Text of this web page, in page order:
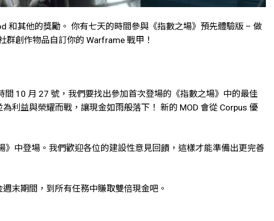
和其他的獎勵。 你有七天的時間參與《指數之場》預先體驗版 – 做
創作物品自訂你的 Warframe 戰甲！
10 月 27 號，我們要找出參加首次登場的《指數之場》中的最佳
利益與榮耀而戰，讓現金如雨般落下！ 新的 MOD 會從 Corpus 優
中登場。我們歡迎各位的建設性意見回饋，這樣才能準備出更完善
末期間，到所有任務中賺取雙倍現金吧。